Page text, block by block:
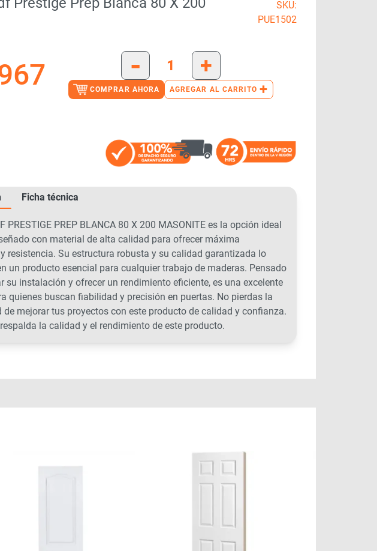
SKU:
PUE1502
- +
COMPRAR AHORA AGREGAR AL CARRITO +
Ficha técnica
PRESTIGE PREP BLANCA 80 X 200 MASONITE es la opción ideal
con material de alta calidad para ofrecer máxima
resistencia. Su estructura robusta y su calidad garantizada lo
un producto esencial para cualquier trabajo de maderas. Pensado
su instalación y ofrecer un rendimiento eficiente, es una excelente
quienes buscan fiabilidad y precisión en puertas. No pierdas la
de mejorar tus proyectos con este producto de calidad y confianza.
la calidad y el rendimiento de este producto.